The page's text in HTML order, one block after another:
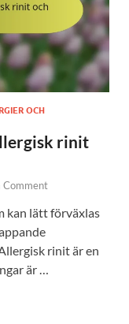
OCH
rinit
Comment
kan lätt förväxlas
rinit är en
är …